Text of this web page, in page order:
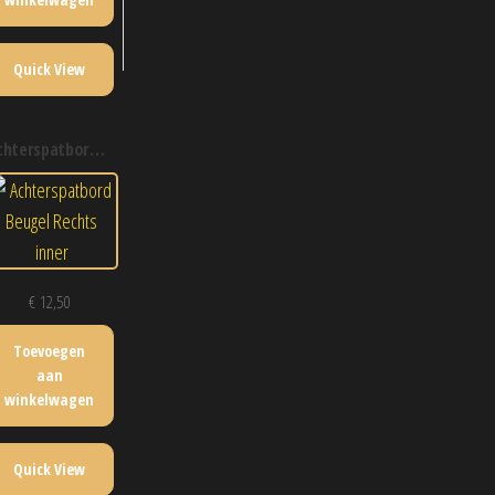
Quick View
beugel rechts inner
€ 12,50
Toevoegen
aan
winkelwagen
Quick View